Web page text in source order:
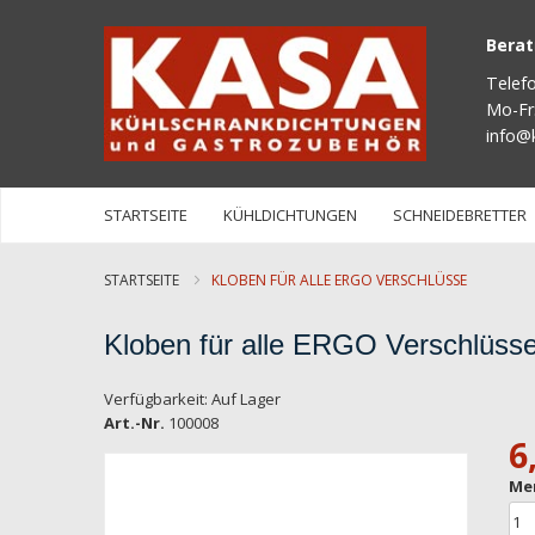
Mo-
STARTSEITE KÜHLDICHTUNGEN SCHNEIDEBRETTER
STARTSEITE KLOBEN FÜR ALLE ERGO VERSCHLÜSSE
Kloben für alle ERGO
Verfügbarkeit: Auf Lager
Art.-Nr. 100008